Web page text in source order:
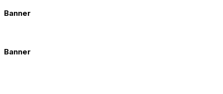
Banner
Banner